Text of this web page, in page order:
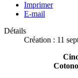
Imprimer
E-mail
Détails
Création : 11